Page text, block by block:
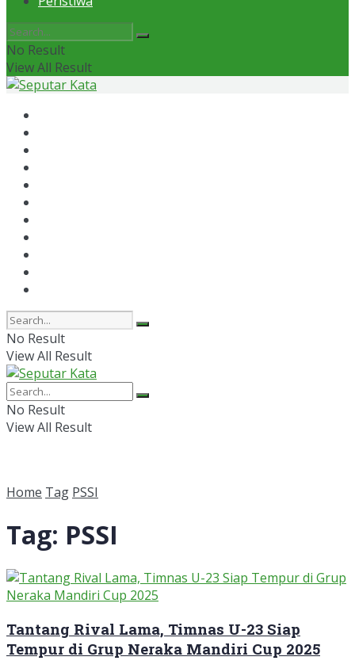
No Result
View All Result
No Result
View All Result
No Result
View All Result
Home Tag PSSI
Tag: PSSI
Tantang Rival Lama, Timnas U-23 Siap
Tempur di Grup Neraka Mandiri Cup 2025